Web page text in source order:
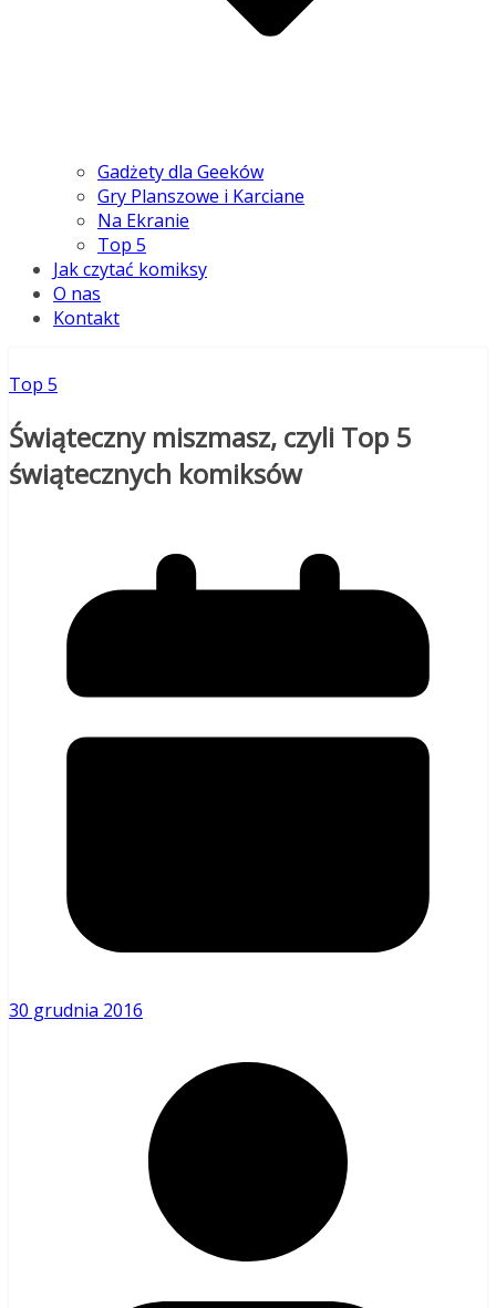
Gadżety dla Geeków
Gry Planszowe i Karciane
Na Ekranie
Top 5
Jak czytać komiksy
O nas
Kontakt
Top 5
Świąteczny miszmasz, czyli Top 5
świątecznych komiksów
30 grudnia 2016